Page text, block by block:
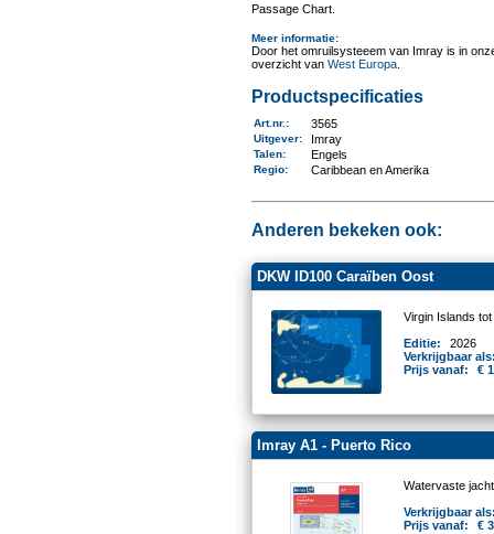
Passage Chart.
Meer informatie:
Door het omruilsysteeem van Imray is in
overzicht van West Europa.
Productspecificaties
Art.nr. : 3565
Uitgever: Imray
Talen: Engels
Regio: Caribbean en Amerika
Anderen bekeken ook:
DKW ID100 Caraïben Oost
Virgin Islands
Editie:
2026
Verkrijgbaar
Prijs vanaf:
€
Imray A1 - Puerto Rico
Watervaste
Verkrijgbaar
Prijs vanaf:
€